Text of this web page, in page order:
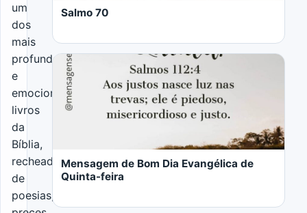
um
dos
mais
profundos
e
emocionantes
livros
da
Bíblia,
recheado
de
poesias,
Salmo 70
Mensagem de Bom Dia Evangélica de
Quinta-feira